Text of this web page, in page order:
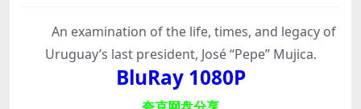
An examination of the life, times, and legacy of
Uruguay’s last president, José “Pepe” Mujica.
BluRay 1080P